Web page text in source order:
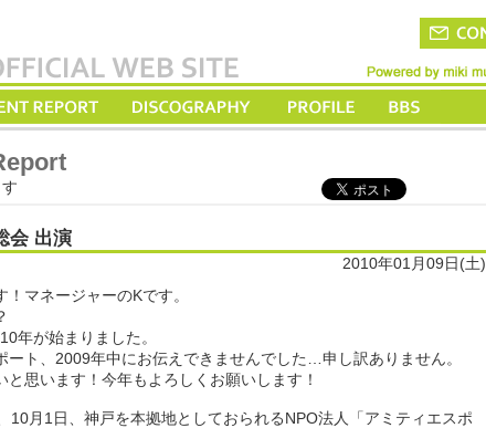
会 出演
2010年01月09日(土)
マネージャーのKです。
年が始まりました。
ート、2009年中にお伝えできませんでした…申し訳ありません。
思います！今年もよろしくお願いします！
10月1日、神戸を本拠地としておられるNPO法人「アミティエスポ